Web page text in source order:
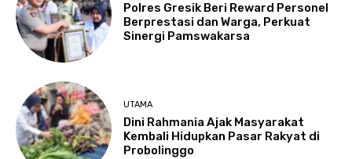
Polres Gresik Beri Reward Personel
Berprestasi dan Warga, Perkuat
Sinergi Pamswakarsa
UTAMA
Dini Rahmania Ajak Masyarakat
Kembali Hidupkan Pasar Rakyat di
Probolinggo